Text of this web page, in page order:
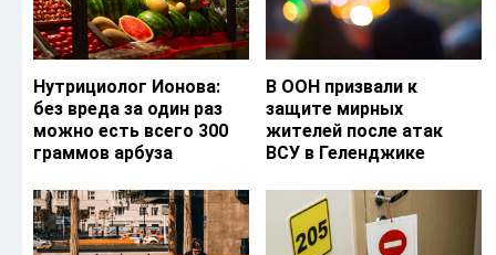
Нутрициолог Ионова:
без вреда за один раз
можно есть всего 300
граммов арбуза
В ООН призвали к
защите мирных
жителей после атак
ВСУ в Геленджике